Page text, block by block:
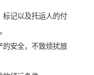
标记以及托运人的付
的安全，不致烦扰旅